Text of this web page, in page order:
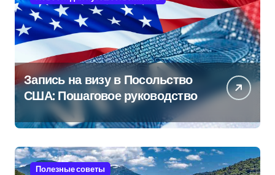
Запись на визу в Посольство
США: Пошаговое руководство
Полезные советы